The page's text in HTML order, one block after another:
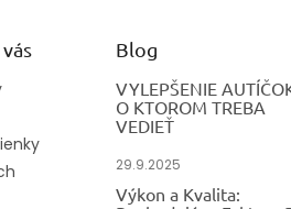
Blog
VYLEPŠENIE
O KTOROM TREBA
VEDIEŤ
29.9.2025
Výkon a Kvalita: